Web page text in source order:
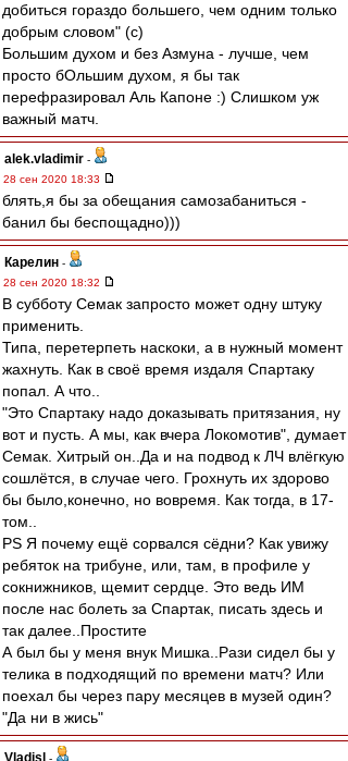
добиться гораздо большего, чем одним только
добрым словом" (с)
Большим духом и без Азмуна - лучше, чем
просто бОльшим духом, я бы так
перефразировал Аль Капоне :) Слишком уж
важный матч.
alek.vladimir -
28 сен 2020 18:33
блять,я бы за обещания самозабаниться -
банил бы беспощадно)))
Карелин -
28 сен 2020 18:32
В субботу Семак запросто может одну штуку
применить.
Типа, перетерпеть наскоки, а в нужный момент
жахнуть. Как в своё время издаля Спартаку
попал. А что..
"Это Спартаку надо доказывать притязания, ну
вот и пусть. А мы, как вчера Локомотив", думает
Семак. Хитрый он..Да и на подвод к ЛЧ влёгкую
сошлётся, в случае чего. Грохнуть их здорово
бы было,конечно, но вовремя. Как тогда, в 17-
том..
PS Я почему ещё сорвался сёдни? Как увижу
ребяток на трибуне, или, там, в профиле у
сокнижников, щемит сердце. Это ведь ИМ
после нас болеть за Спартак, писать здесь и
так далее..Простите
А был бы у меня внук Мишка..Рази сидел бы у
телика в подходящий по времени матч? Или
поехал бы через пару месяцев в музей один?
"Да ни в жись"
Vladisl
-